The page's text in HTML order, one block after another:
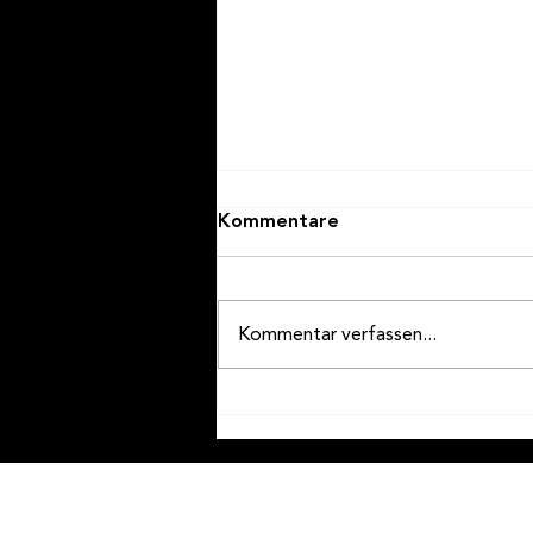
Ende
Kommentare
Kommentar verfassen...